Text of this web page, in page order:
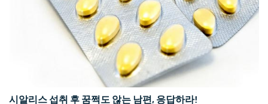
시알리스 섭취 후 꿈쩍도 않는 남편, 응답하라!